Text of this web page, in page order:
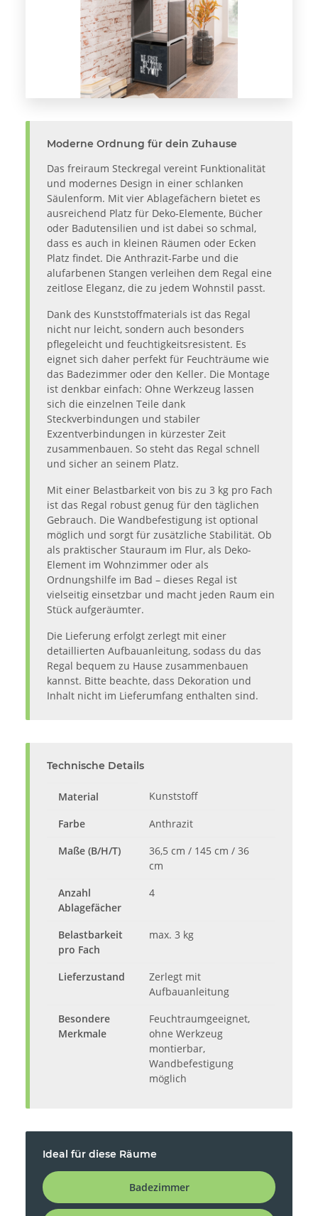
Moderne Ordnung für dein Zuhause
Das freiraum Steckregal vereint Funktionalität
und modernes Design in einer schlanken
Säulenform. Mit vier Ablagefächern bietet es
ausreichend Platz für Deko-Elemente, Bücher
oder Badutensilien und ist dabei so schmal,
dass es auch in kleinen Räumen oder Ecken
Platz findet. Die Anthrazit-Farbe und die
alufarbenen Stangen verleihen dem Regal eine
zeitlose Eleganz, die zu jedem Wohnstil passt.
Dank des Kunststoffmaterials ist das Regal
nicht nur leicht, sondern auch besonders
pflegeleicht und feuchtigkeitsresistent. Es
eignet sich daher perfekt für Feuchträume wie
das Badezimmer oder den Keller. Die Montage
ist denkbar einfach: Ohne Werkzeug lassen
sich die einzelnen Teile dank
Steckverbindungen und stabiler
Exzentverbindungen in kürzester Zeit
zusammenbauen. So steht das Regal schnell
und sicher an seinem Platz.
Mit einer Belastbarkeit von bis zu 3 kg pro Fach
ist das Regal robust genug für den täglichen
Gebrauch. Die Wandbefestigung ist optional
möglich und sorgt für zusätzliche Stabilität. Ob
als praktischer Stauraum im Flur, als Deko-
Element im Wohnzimmer oder als
Ordnungshilfe im Bad – dieses Regal ist
vielseitig einsetzbar und macht jeden Raum ein
Stück aufgeräumter.
Die Lieferung erfolgt zerlegt mit einer
detaillierten Aufbauanleitung, sodass du das
Regal bequem zu Hause zusammenbauen
kannst. Bitte beachte, dass Dekoration und
Inhalt nicht im Lieferumfang enthalten sind.
Technische Details
Material Kunststoff
Farbe
Anthrazit
Maße (B/H/T)
36,5 cm / 145 cm / 36
cm
Anzahl
Ablagefächer
4
Belastbarkeit
pro Fach
max. 3 kg
Lieferzustand
Zerlegt mit
Aufbauanleitung
Besondere
Merkmale
Feuchtraumgeeignet,
ohne Werkzeug
montierbar,
Wandbefestigung
möglich
Ideal für diese Räume
Badezimmer